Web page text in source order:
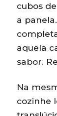
cubos
a
aquela
sabor.
Na
cozinhe